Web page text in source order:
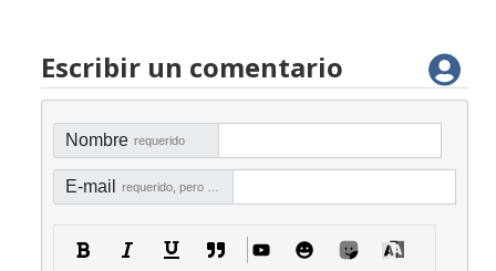
Escribir un comentario
Nombre requerido
E-mail